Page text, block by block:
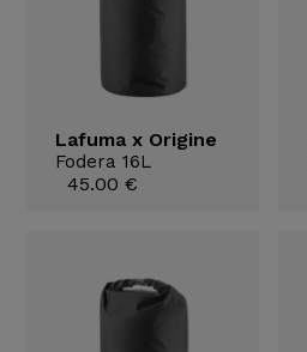
Lafuma x Origine
Fodera 16L
45.00 €